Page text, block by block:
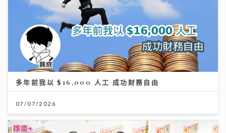
多年前我以 $16,000 人工 成功財務自由
07/07/2026